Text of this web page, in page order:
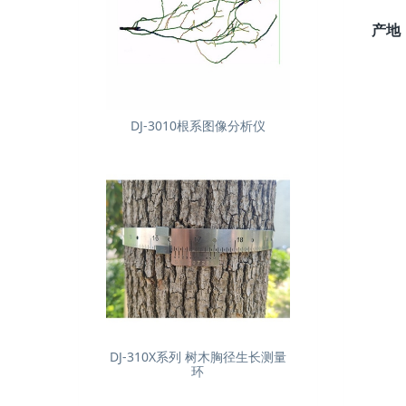
产地
DJ-3010根系图像分析仪
DJ-310X系列 树木胸径生长测量
环